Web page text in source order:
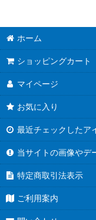
ホーム
ショッピングカート
マイページ
お気に入り
最近チェックしたア
当サイトの画像やデ
特定商取引法表示
ご利用案内